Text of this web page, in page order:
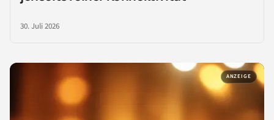
30. Juli 2026
ANZEIGE